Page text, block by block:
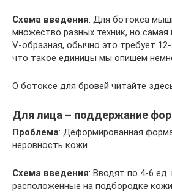
Схема введения: Для ботокса
множество разных техник, но самая
V-образная, обычно это требует
что такое единицы мы опишем
О ботоксе для бровей читайте
Для лица – поддержание
Проблема: Деформированная
неровность кожи.
Схема введения: Вводят по 4-6
расположенные на подбородке